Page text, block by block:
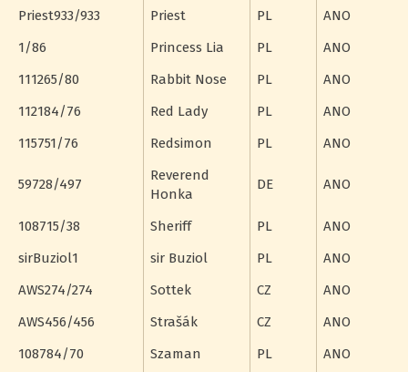
Priest933/933
Priest PL
ANO
1/86
Princess Lia PL
ANO
111265/80
Rabbit Nose PL
ANO
112184/76
Red Lady PL
ANO
115751/76
Redsimon PL ANO
59728/497
Reverend
Honka
DE ANO
108715/38 Sheriff PL
ANO
sirBuziol1
sir Buziol PL
ANO
AWS274/274
Sottek CZ
ANO
AWS456/456
Strašák CZ
ANO
108784/70
Szaman PL ANO